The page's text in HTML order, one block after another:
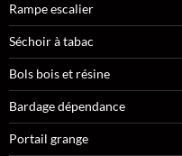
Rampe escalier
Séchoir à tabac
Bols bois et résine
Bardage dépendance
Portail grange